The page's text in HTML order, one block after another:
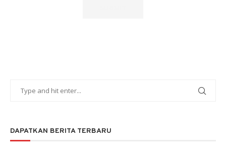
DAPATKAN BERITA TERBARU